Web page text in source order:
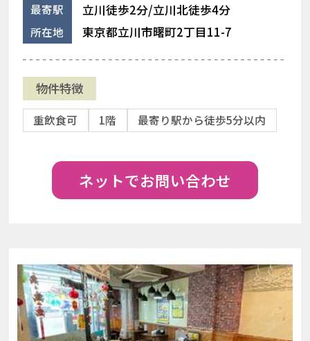
最寄駅 立川徒歩2分/立川北徒歩4分
所在地 東京都立川市曙町2丁目11-7
物件特徴
重飲食可 1階 最寄り駅から徒歩5分以内
ネットでお問い合わせ